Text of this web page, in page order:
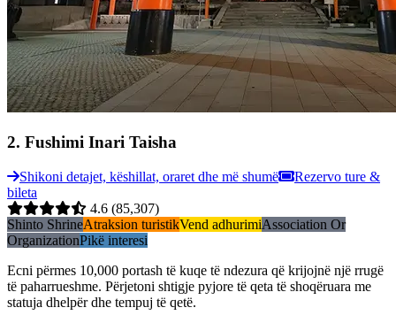
2. Fushimi Inari Taisha
Shikoni detajet, këshillat, oraret dhe më shumë
Rezervo ture &
bileta
4.6 (85,307)
Shinto ShrineAtraksion turistikVend adhurimiAssociation Or
OrganizationPikë interesi
Ecni përmes 10,000 portash të kuqe të ndezura që krijojnë një rrugë
të paharrueshme. Përjetoni shtigje pyjore të qeta të shoqëruara me
statuja dhelpër dhe tempuj të qetë.